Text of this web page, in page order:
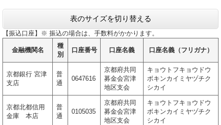
表のサイズを切り替える
【振込口座】※ 振込の場合は、手数料がかかります。
金融機関名
種
別
口座番号 口座名義 口座名義（フリガナ）
京都銀行 宮津
支店
普
通
0647616
京都府共同
募金会宮津
地区支会
キョウトフキョウドウ
ボキンカイミヤヅチク
シカイ
京都北都信用
金庫 本店
普
通
0105035
京都府共同
募金会宮津
地区支会
キョウトフキョウドウ
ボキンカイミヤヅチク
シカイ